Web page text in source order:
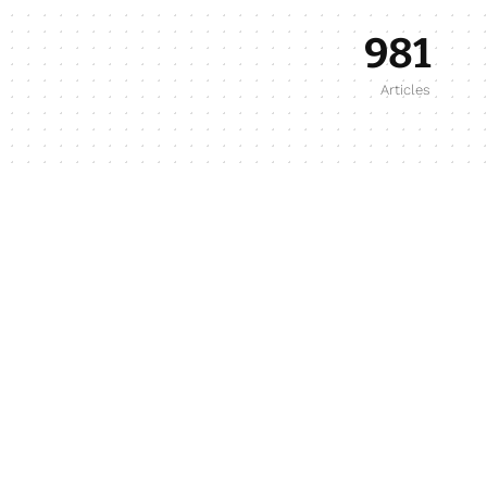
981
Articles